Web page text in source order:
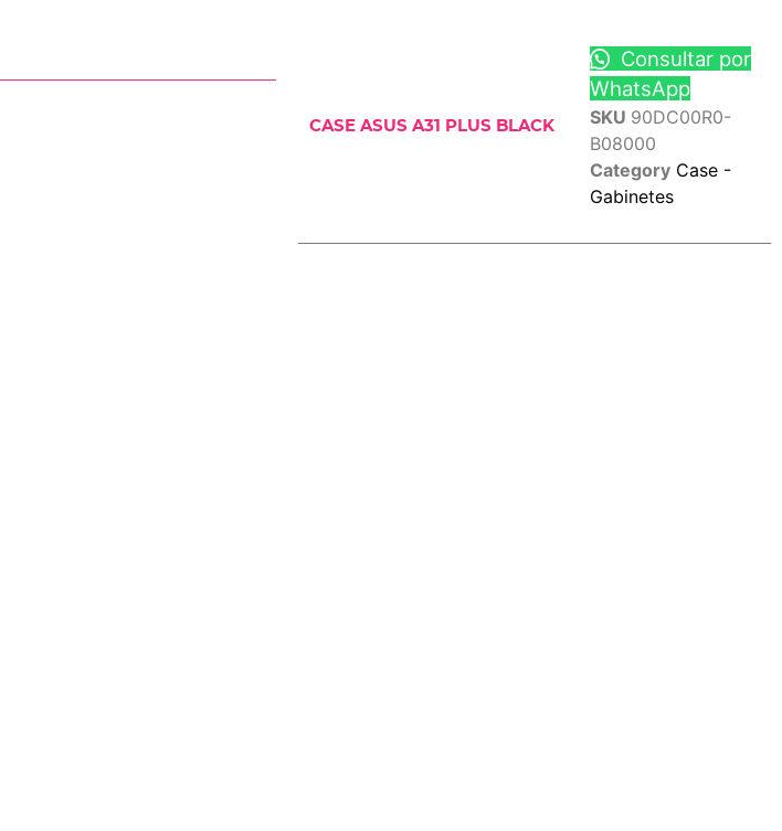
CASE ASUS A31 PLUS BLACK
Consultar por
WhatsApp
SKU 90DC00R0-
B08000
Category Case -
Gabinetes